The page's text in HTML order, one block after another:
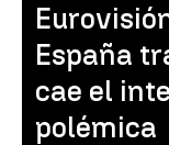
España
cae el
polémica